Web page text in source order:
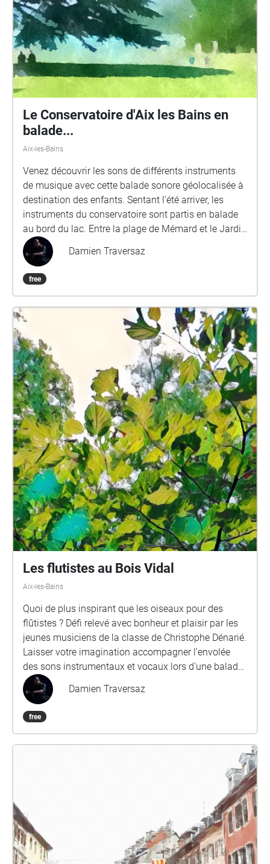
Le Conservatoire d'Aix les Bains en
balade...
Aix-les-Bains
Venez découvrir les sons de différents instruments
de musique avec cette balade sonore géolocalisée à
destination des enfants. Sentant l’été arriver, les
instruments du conservatoire sont partis en balade
au bord du lac. Entre la plage de Mémard et le Jardin
Vagabond, la guitare, le piano, les percussions, le
violon, le violoncelle, le basson, le hautbois, la flûte à
bec, la clarinette, le clavecin et les cuivres se sont
éparpillés. À vous de les retrouver. A l’ombre des
ce qu’ils ont à vous raconter. Ces instruments, et bien
d’autres encore, sont enseignés au conservatoire de
musique et d’art dramatique de la Ville d’Aix-les-
Bains, n’hésitez pas à y passer pour les voir en vrai.
Damien Traversaz
free
Les flutistes au Bois Vidal
Aix-les-Bains
Quoi de plus inspirant que les oiseaux pour des
flûtistes ? Défi relevé avec bonheur et plaisir par les
jeunes musiciens de la classe de Christophe Dénarié.
Laisser votre imagination accompagner l'envolée
des sons instrumentaux et vocaux lors d'une balade
sonore dans le Bois Vidal, à Aix les Bains. Nous vous
conseillons une écoute avec un dispositif main libre
ou un casque audio. Les enregistrements sont
spatialisés pour une écoute en binaural, permettant
Damien Traversaz
free